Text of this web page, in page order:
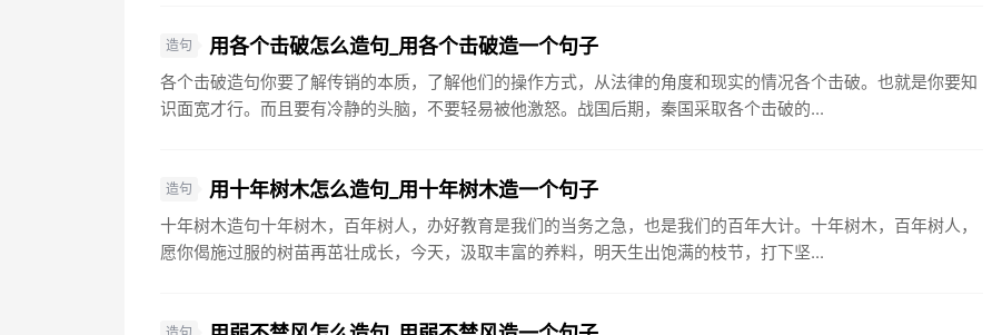
造句 用各个击破怎么造句_用各个击破造一个句子
各个击破造句你要了解传销的本质，了解他们的操作方式，从法律的角度和现实的情况各个击破。也就是你要知
识面宽才行。而且要有冷静的头脑，不要轻易被他激怒。战国后期，秦国采取各个击破的...
造句 用十年树木怎么造句_用十年树木造一个句子
十年树木造句十年树木，百年树人，办好教育是我们的当务之急，也是我们的百年大计。十年树木，百年树人，
愿你偈施过服的树苗再茁壮成长，今天，汲取丰富的养料，明天生出饱满的枝节，打下坚...